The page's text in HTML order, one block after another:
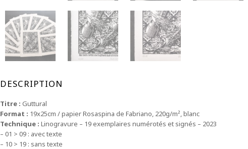
DESCRIPTION
Titre : Guttural
Format : 19x25cm / papier Rosaspina de Fabriano, 220g/m², blanc
Technique : Linogravure – 19 exemplaires numérotés et signés – 2023
– 01 > 09 : avec texte
– 10 > 19 : sans texte